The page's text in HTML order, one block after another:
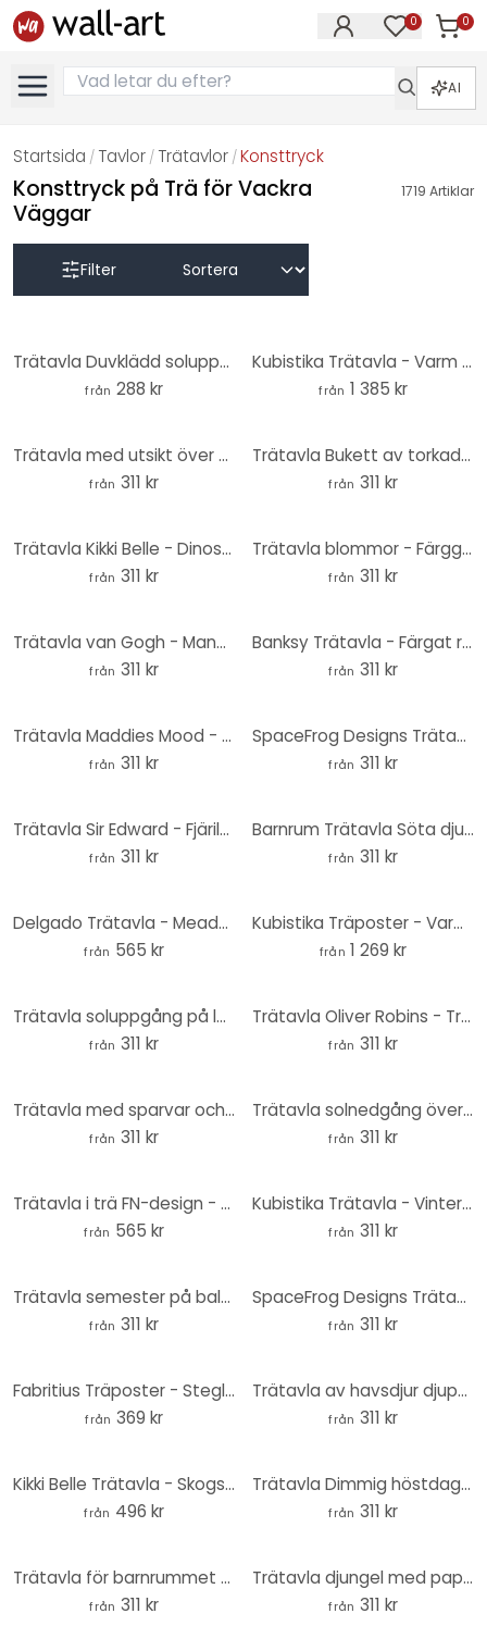
0 0
AI
Startsida / Tavlor / Trätavlor /Konsttryck
Konsttryck på Trä för Vackra
Väggar
1719 Artiklar
Filter
Trätavla Duvklädd soluppgång rund - Kværnstrøm
från 288 kr
Kubistika Trätavla - Varm solnedgång - rund (3 delar)
från 1 385 kr
Trätavla med utsikt över sjön - Rund - Källare
från 311 kr
Trätavla Bukett av torkade blommor rund - Treechild
från 311 kr
Trätavla Kikki Belle - Dinosauriernas äventyr - Rund
från 311 kr
Trätavla blommor - Färgglada vallmor runda - Disher
från 311 kr
Trätavla van Gogh - Mandelblomma ockra - Rund
från 311 kr
Banksy Trätavla - Färgat regn - Rund
från 311 kr
Trätavla Maddies Mood - Jota de jai - Rund
från 311 kr
SpaceFrog Designs Trätavla - Elegance - Rund
från 311 kr
Trätavla Sir Edward - Fjärilsäng - Rund
från 311 kr
Barnrum Trätavla Söta djur i skogen rund - Kvilis
från 311 kr
Delgado Trätavla - Meadow magic - Rund
från 565 kr
Kubistika Träposter - Varm solnedgång i persikofärger (3 delar)
från 1 269 kr
Trätavla soluppgång på landsbygden rund - Kubistika
från 311 kr
Trätavla Oliver Robins - Treehouse Party - Rund
från 311 kr
Trätavla med sparvar och rödhakar - UN Designs - Round
från 311 kr
Trätavla solnedgång över strand och hav - Sisi & Seb - Round
från 311 kr
Trätavla i trä FN-design - Vintageblommor - Rund
från 565 kr
Kubistika Trätavla - Vintermorgon - Rund
från 311 kr
Trätavla semester på balkongen - Tomljanovic - Rund
från 311 kr
SpaceFrog Designs Trätavla - Morgenruhe - Rund
från 311 kr
Fabritius Träposter - Steglitsan
från 369 kr
Trätavla av havsdjur djupt nere i havet - Oliver Robins - Rund
från 311 kr
Kikki Belle Trätavla - Skogsskoj - Rund
från 496 kr
Trätavla Dimmig höstdag - Eisenmann - Rund
från 311 kr
Trätavla för barnrummet - Världskarta - Brun - Rund
från 311 kr
Trätavla djungel med papegojor grön - Blomstersmycke Dekor - Rund
från 311 kr